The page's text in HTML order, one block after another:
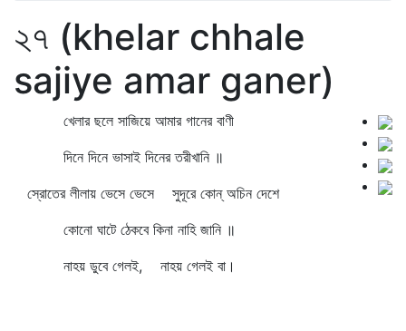
২৭ (khelar chhale
sajiye amar ganer)
খেলার ছলে সাজিয়ে আমার গানের বাণী
দিনে দিনে ভাসাই দিনের তরীখানি ॥
স্রোতের লীলায় ভেসে ভেসে সুদূরে কোন্‌ অচিন দেশে
কোনো ঘাটে ঠেকবে কিনা নাহি জানি ॥
নাহয় ডুবে গেলই, নাহয় গেলই বা।